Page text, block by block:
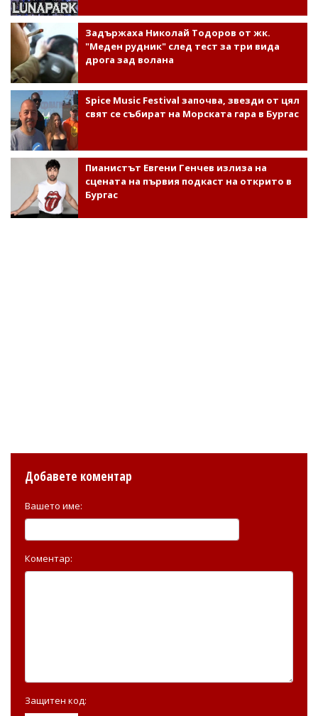
Задържаха Николай Тодоров от жк.
"Меден рудник" след тест за три вида
дрога зад волана
Spice Music Festival започва, звезди от цял
свят се събират на Морската гара в Бургас
Пианистът Евгени Генчев излиза на
сцената на първия подкаст на открито в
Бургас
Добавете коментар
Вашето име:
Коментар:
Защитен код: